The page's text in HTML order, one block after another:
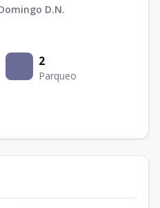
D.N.
2
Parqueo